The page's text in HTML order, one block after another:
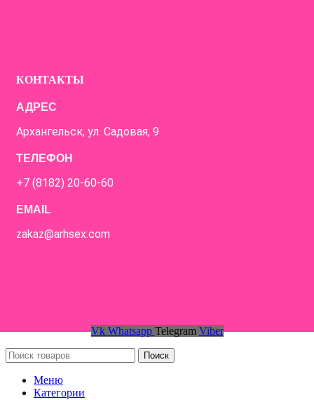
КОНТАКТЫ
АДРЕС
Архангельск, ул. Садовая, 9
ТЕЛЕФОН
+7 (8182) 20-60-60
EMAIL
zakaz@arhsex.com
Vk Whatsapp Telegram Viber
Поиск
Меню
Категории